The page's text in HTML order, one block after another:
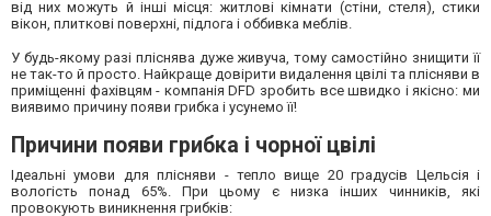
від них можуть й інші місця: житлові кімнати (стіни, стеля), стики
вікон, плиткові поверхні, підлога і оббивка меблів.
У будь-якому разі пліснява дуже живуча, тому самостійно знищити її
не так-то й просто. Найкраще довірити видалення цвілі та плісняви в
приміщенні фахівцям - компанія DFD зробить все швидко і якісно: ми
виявимо причину появи грибка і усунемо її!
Причини появи грибка і чорної цвілі
Ідеальні умови для плісняви - тепло вище 20 градусів Цельсія і
вологість понад 65%. При цьому є низка інших чинників, які
провокують виникнення грибків: